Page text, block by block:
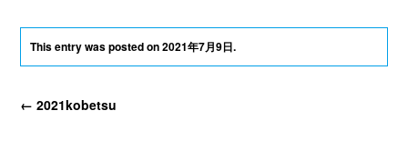
This entry was posted on2021年7月9日.
← 2021kobetsu